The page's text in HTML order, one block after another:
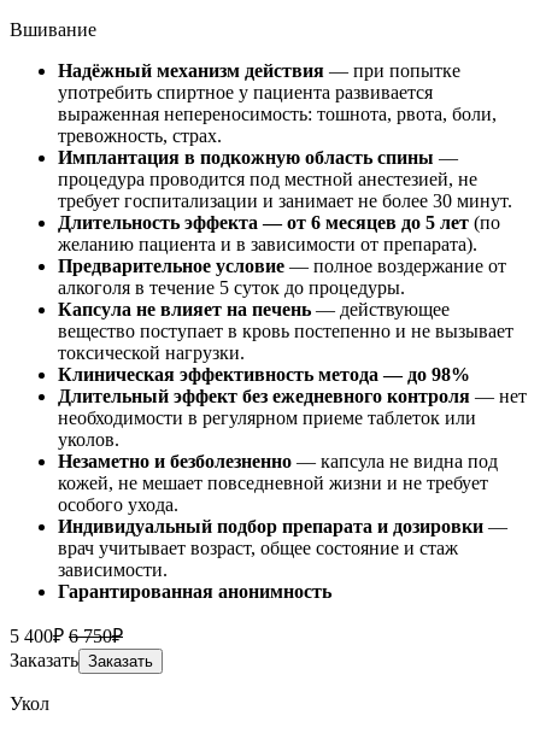
Вшивание
Надёжный механизм действия — при попытке
употребить спиртное у пациента развивается
выраженная непереносимость: тошнота, рвота, боли,
тревожность, страх.
Имплантация в подкожную область спины —
процедура проводится под местной анестезией, не
требует госпитализации и занимает не более 30 минут.
Длительность эффекта — от 6 месяцев до 5 лет (по
желанию пациента и в зависимости от препарата).
Предварительное условие — полное воздержание от
алкоголя в течение 5 суток до процедуры.
Капсула не влияет на печень — действующее
вещество поступает в кровь постепенно и не вызывает
токсической нагрузки.
Клиническая эффективность метода — до 98%
Длительный эффект без ежедневного контроля — нет
необходимости в регулярном приеме таблеток или
уколов.
Незаметно и безболезненно — капсула не видна под
кожей, не мешает повседневной жизни и не требует
особого ухода.
Индивидуальный подбор препарата и дозировки —
врач учитывает возраст, общее состояние и стаж
зависимости.
Гарантированная анонимность
5 400₽ 6 750₽
Заказать Заказать
Укол